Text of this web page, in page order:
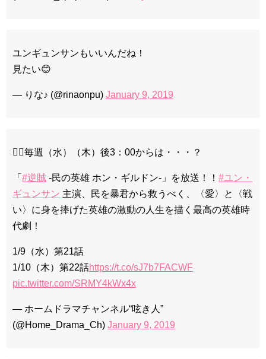
ユンギュンサンもいいんだね！
見たい😊
— りな♪ (@rinaonpu) January 9, 2019
🦸‍♂️毎週（水）（木）後3：00からは・・・？
「 #逆賊 -民の英雄 ホン・ギルドン-」を放送！！ #ユン・
ギュンサン 主演、民を暴君から救うべく、〈愛〉と〈戦
い〉に身を捧げた英雄の激動の人生を描く最高の英雄時
代劇！
1/9（水）第21話
1/10（木）第22話https://t.co/sJ7b7FACWF
pic.twitter.com/SRMY4kWx4x
— ホームドラマチャンネル“呟き人”
(@Home_Drama_Ch) January 9, 2019